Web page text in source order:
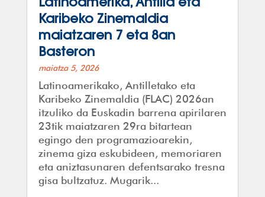
Latinoamerika, Antilla eta
Karibeko Zinemaldia
maiatzaren 7 eta 8an
Basteron
maiatza 5, 2026
Latinoamerikako, Antilletako eta
Karibeko Zinemaldia (FLAC) 2026an
itzuliko da Euskadin barrena apirilaren
23tik maiatzaren 29ra bitartean
egingo den programazioarekin,
zinema giza eskubideen, memoriaren
eta aniztasunaren defentsarako tresna
gisa bultzatuz. Mugarik...